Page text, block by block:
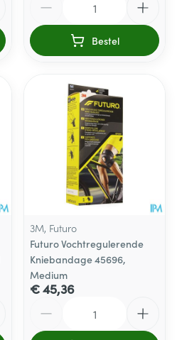
Bestel
3M, Futuro
Futuro Vochtregulerende
Kniebandage 45696,
Medium
€ 45,36